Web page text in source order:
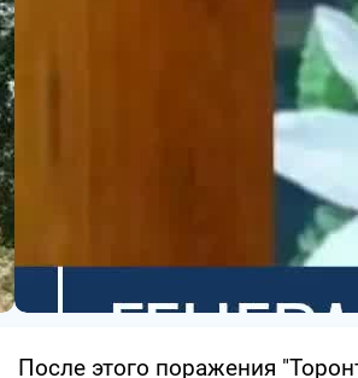
После этого поражения